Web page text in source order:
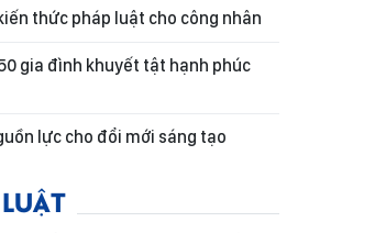
thức pháp luật cho công nhân
gia đình khuyết tật hạnh phúc
lực cho đổi mới sáng tạo